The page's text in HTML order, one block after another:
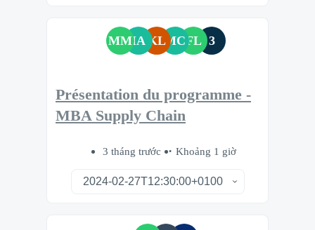
MMIA KLMC FL 3
Présentation du programme -
MBA Supply Chain
3 tháng trước Khoảng 1 giờ